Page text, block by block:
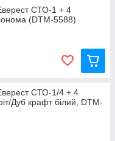
СТО-1 + 4
(DTM-5588)
СТО-1/4 + 4
Дуб крафт білий, DTM-